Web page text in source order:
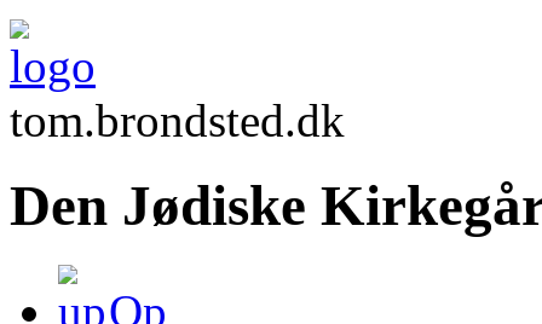
tom.brondsted.dk
Den Jødiske
Op